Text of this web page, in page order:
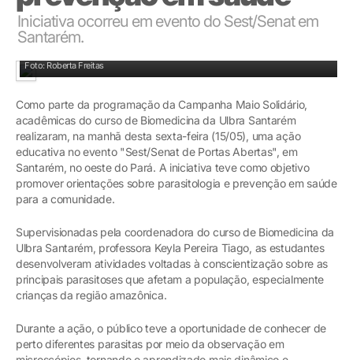
Iniciativa ocorreu em evento do Sest/Senat em
Santarém.
Foto: Roberta Freitas
Como parte da programação da Campanha Maio Solidário,
acadêmicas do curso de Biomedicina da Ulbra Santarém
realizaram, na manhã desta sexta-feira (15/05), uma ação
educativa no evento "Sest/Senat de Portas Abertas", em
Santarém, no oeste do Pará. A iniciativa teve como objetivo
promover orientações sobre parasitologia e prevenção em saúde
para a comunidade.
Supervisionadas pela coordenadora do curso de Biomedicina da
Ulbra Santarém, professora Keyla Pereira Tiago, as estudantes
desenvolveram atividades voltadas à conscientização sobre as
principais parasitoses que afetam a população, especialmente
crianças da região amazônica.
Durante a ação, o público teve a oportunidade de conhecer de
perto diferentes parasitas por meio da observação em